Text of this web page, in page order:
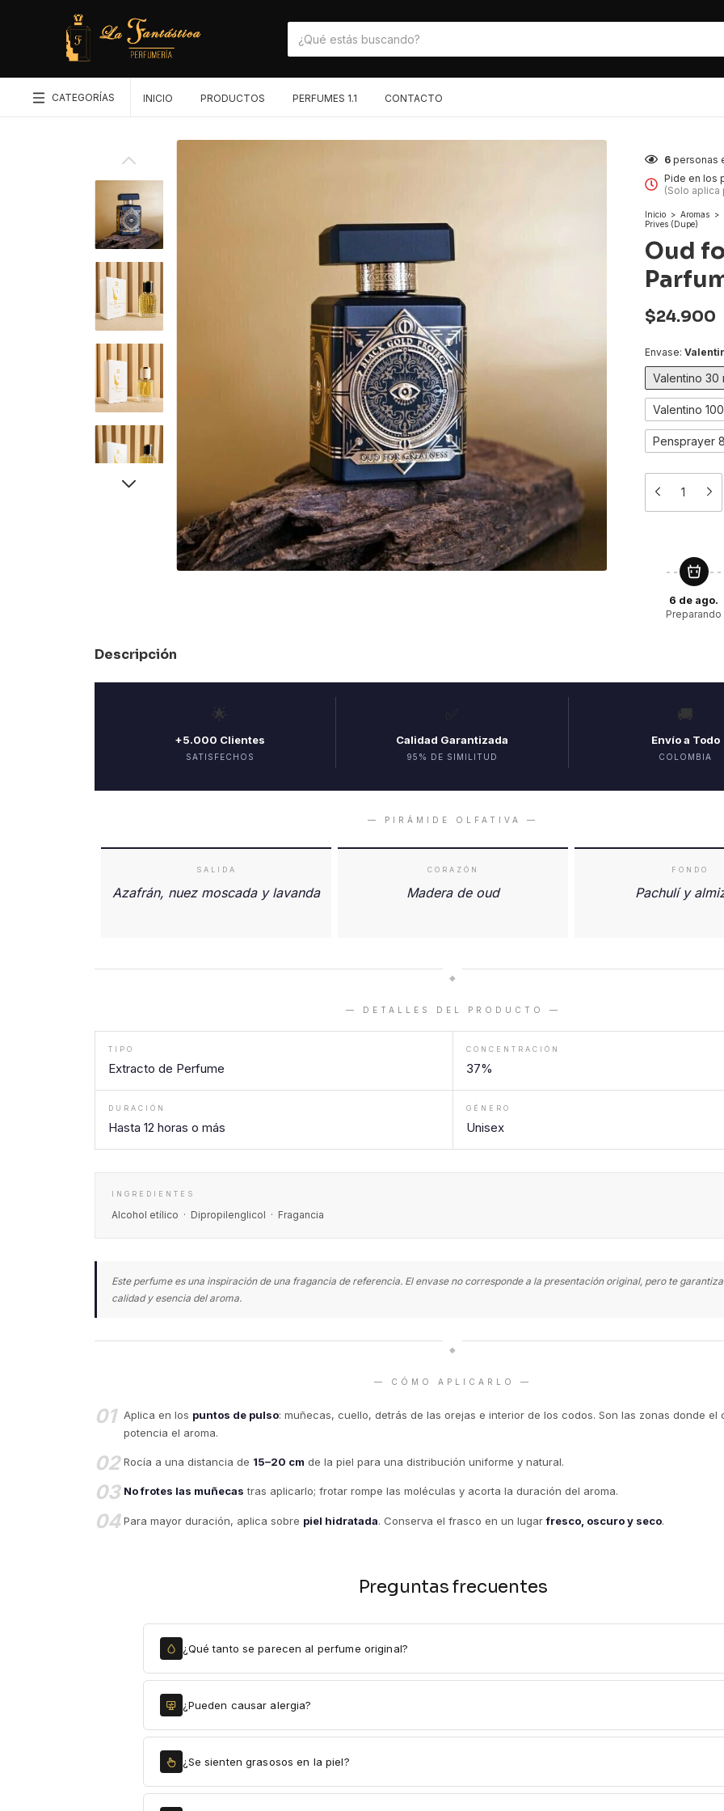
CATEGORÍAS INICIO PRODUCTOS PERFUMES 1.1 CONTACTO
6 personas
Pide en los
(Solo aplica
Inicio > Aromas >
Prives (Dupe)
Oud
$24.900
Envase:
Valentino 30
Valentino
Pensprayer
6 de ago.
Preparando
Descripción
🌟
+5.000 Clientes
SATISFECHOS
Calidad Garantizada
95% DE SIMILITUD
🚚
Envío a Todo
COLOMBIA
— PIRÁMIDE OLFATIVA —
SALIDA
Azafrán, nuez moscada y lavanda
CORAZÓN
Madera de oud
FONDO
Pachulí y
◆
— DETALLES DEL PRODUCTO —
TIPO
Extracto de Perfume
CONCENTRACIÓN
37%
DURACIÓN
Hasta 12 horas o más
GÉNERO
Unisex
INGREDIENTES
Alcohol etílico · Dipropilenglicol · Fragancia
Este perfume es una inspiración de una fragancia de referencia. El envase no corresponde a la presentación original, pero te
calidad y esencia del aroma.
◆
— CÓMO APLICARLO —
01 Aplica en los puntos de pulso: muñecas, cuello, detrás de las orejas e interior de los codos. Son las zonas donde el
potencia el aroma.
02 Rocía a una distancia de 15–20 cm de la piel para una distribución uniforme y natural.
03 No frotes las muñecas tras aplicarlo; frotar rompe las moléculas y acorta la duración del aroma.
04 Para mayor duración, aplica sobre piel hidratada. Conserva el frasco en un lugarfresco, oscuro y seco.
Preguntas frecuentes
¿Qué tanto se parecen al perfume original?
¿Pueden causar alergia?
¿Se sienten grasosos en la piel?